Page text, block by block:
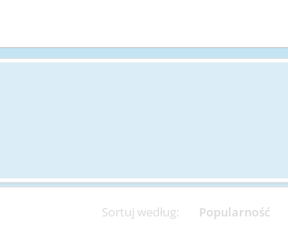
Sortuj według: Popularność